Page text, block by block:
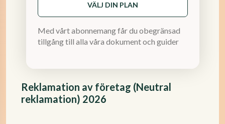
Reklamation av företag (Neutral
reklamation) 2026
VÄLJ DIN PLAN
Med vårt abonnemang får du obegränsad
tillgång till alla våra dokument och guider